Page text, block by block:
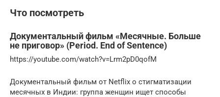
Что посмотреть
Документальный фильм «Месячные. Больше
не приговор» (Period. End of Sentence)
https://youtube.com/watch?v=Lrm2pD0qofM
Документальный фильм от Net­flix о стигматизации
месячных в Индии: группа женщин ищет способы